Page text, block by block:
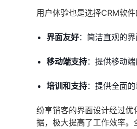
用户体验也是选择CRM软
界面友好：简洁直观的
移动端支持：提供移动
培训和支持：提供全面
纷享销客的界面设计经过
据，极大提高了工作效率。